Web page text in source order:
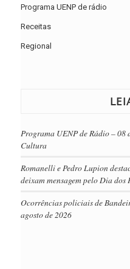
Programa UENP de rádio
Receitas
Regional
Programa UENP de Rádio – 08
Cultura
Romanelli e Pedro Lupion
deixam mensagem pelo Dia dos
Ocorrências policiais de
agosto de 2026